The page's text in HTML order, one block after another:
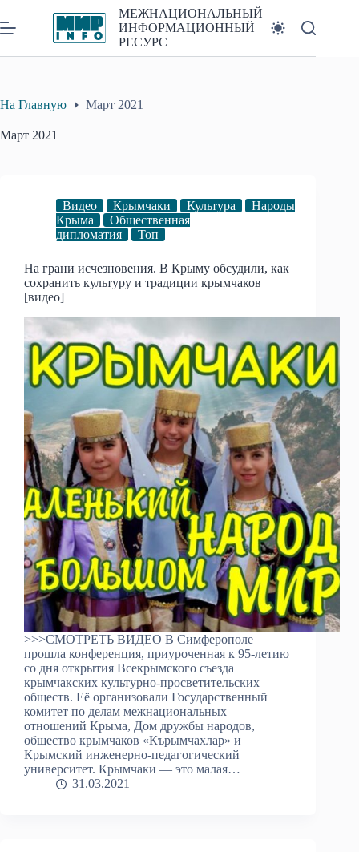
к
сути
МЕЖНАЦИОНАЛЬНЫЙ
ИНФОРМАЦИОННЫЙ
РЕСУРС
На Главную Март 2021
Март 2021
Видео Крымчаки Культура
Народы
Крыма
Общественная
дипломатия
Топ
На грани исчезновения. В Крыму обсудили, как
сохранить культуру и традиции крымчаков
[видео]
>>>СМОТРЕТЬ ВИДЕО В Симферополе
прошла конференция, приуроченная к 95-летию
со дня открытия Всекрымского съезда
крымчакских культурно-просветительских
обществ. Её организовали Государственный
комитет по делам межнациональных
отношений Крыма, Дом дружбы народов,
общество крымчаков «Кърымчахлар» и
Крымский инженерно-педагогический
университет. Крымчаки — это малая…
31.03.2021